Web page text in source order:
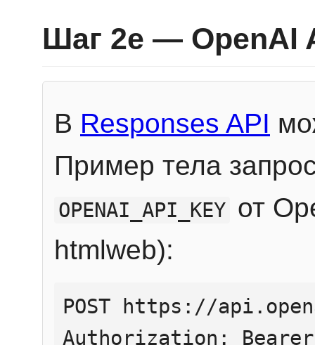
Шаг 2e — OpenAI
В Responses API
Пример тела
OPENAI_API_KEY от
htmlweb):
POST https://
Authorization: